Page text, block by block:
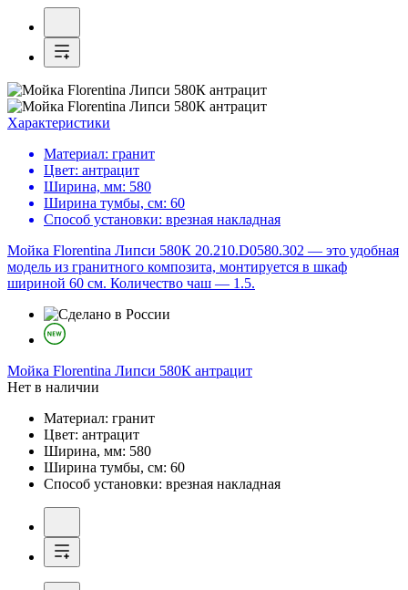
Характеристики
Материал: гранит
Цвет: антрацит
Ширина, мм: 580
Ширина тумбы, см: 60
Способ установки: врезная накладная
Мойка Florentina Липси 580К 20.210.D0580.302 — это удобная
модель из гранитного композита, монтируется в шкаф
шириной 60 см. Количество чаш — 1.5.
Мойка Florentina Липси 580К антрацит
Нет в наличии
Материал: гранит
Цвет: антрацит
Ширина, мм: 580
Ширина тумбы, см: 60
Способ установки: врезная накладная